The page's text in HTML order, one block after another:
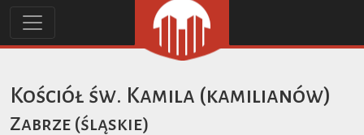
Kościół św. Kamila (kamilianów)
Zabrze (śląskie)